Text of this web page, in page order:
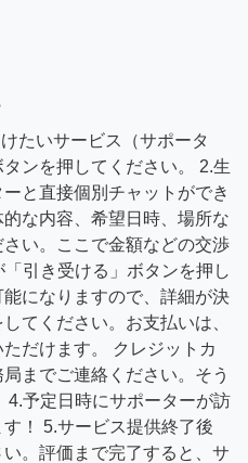
たいサービス（サポータ
ンを押してください。 2.生
と直接個別チャットができ
な内容、希望日時、場所な
い。ここで金額などの交渉
引き受ける」ボタンを押し
になりますので、詳細が決
てください。お支払いは、
だけます。 クレジットカ
までご連絡ください。そう
4.予定日時にサポーターが訪
！ 5.サービス提供終了後
。評価まで完了すると、サ